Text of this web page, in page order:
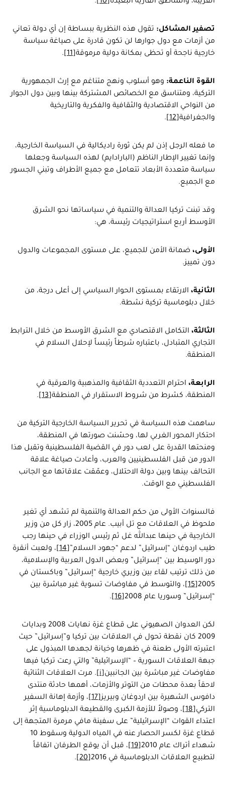
تصفير المشاكل:تقول هذه النظرية ببساطة إن أي دولة تعاني
من أزمات مع دول جوارها لن تكون قادرة على صياغة سياسة
خارجية ناجحة أو تحظى بمكانة دولية مرموقة[11]
.
القوة الناعمة:وهو أسلوب ونهج متناغم مع إرث الجمهورية
التركية، ومتناسق مع الخصائص المشتركة بينها وبين دول الجوار
من النواحي الاقتصادية والثقافية والفكرية والتاريخية
والجغرافية[12]
.
ما فعله الرجل إذن لم يكن ثورة راديكالية في السياسة الخارجية،
وإنما تغيير الإطار الناظم (البارادايم) لهذه السياسة وجعلها
سياسة متعددة الأبعاد تتعامل مع جميع الأطراف وتبني الجسور
مع الجميع.
وقد تبنت تركيا العدالة والتنمية في سياساتها نحو الشرق
الأوسط أربع استراتيجيات رئيسة، هي:
الأولى،ضمانة الأمن للجميع، على مستوى المجموعات والدول
دون تمييز.
الثانية،الارتقاء بمستوى الحوار السياسي إلى أعلى درجة، من
خلال دبلوماسية تركية نشطة.
الثالثة،التكامل الاقتصادي مع الشرق الأوسط من خلال الترابط
التجاري المتبادل، باعتباره شرطاً رئيساً لإحلال السلام في
المنطقة.
الرابعة،احترام التعددية الثقافية والمذهبية والعرقية في
المنطقة، كشرط من شروط الاستقرار في المنطقة[13]
.
ساهمت هذه السياسة في تحرير السياسة الخارجية التركية من
احتكار المحور الغربي لها، وحسّنت صورتها في المنطقة،
ومنحتها القدرة على لعب دور في القضية الفلسطينية وتقبل هذا
الدور من قبل الفلسطينيين والعرب، وأعادت صياغة علاقة
التحالف بينها وبين دولة الاحتلال، وعمّقت علاقاتها مع الجانب
الفلسطيني مع الوقت.
فالسنوات الأولى من حكم العدالة والتنمية لم تشهد أي تغير
ملحوظ في العلاقات مع تل أبيب. عام 2005، زار كل من وزير
الخارجية في حينها عبدالله غل ثم رئيس الوزراء في حينها رجب
طيب اردوغان “إسرائيل” لدعم “جهود السلام” [14]
، ولعبت أنقرة
دور الوسيط بين “إسرائيل” وبعض الدول العربية والإسلامية،
من ذلك ترتيب لقاء بين وزيري خارجية “إسرائيل” وباكستان في
2005
[15]
، والتوسط في مفاوضات تسوية غير مباشرة بين
“إسرائيل” وسوريا عام 2008
[16]
.
لكن العدوان الصهيوني على قطاع غزة نهايات 2008 وبدايات
2009 كان نقطة تحول في العلاقات بين تركيا و”إسرائيل” حيث
اعتبرته الأولى طعنة في ظهرها وخيانة لجهدها المبذول على
جبهة العلاقات السورية – “الإسرائيلية” والتي رعت تركيا فيها
مفاوضات غير مباشرة بين الجانبين[i]
. مرت العلاقات الثنائية
لاحقاً بعدة محطات من التوتر والأزمات، أهمها حادثة منتدى
دافوس الشهيرة بين اردوغان وبيريز[17]
، وأزمة إهانة السفير
التركي[18]
، وصولاً للأزمة الكبرى والقطيعة الدبلوماسية إثر
اعتداء القوات “الإسرائيلية” على سفينة مافي مرمرة المتجهة إلى
قطاع غزة لكسر الحصار عنه في المياه الدولية وسقوط 10
شهداء أتراك عام 2010
[19]
، قبل أن يوقع الطرفان اتفاقاً
لتطبيع العلاقات الدبلوماسية في 2016
[20]
.